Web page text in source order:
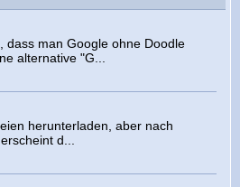
dass man Google ohne Doodle
alternative "G...
herunterladen, aber nach
d...